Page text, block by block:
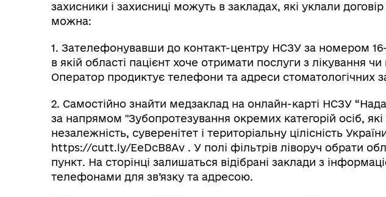
захисники і захисниці можуть в закладах, які уклали
можна:
1. Зателефонувавши до контакт-центру НСЗУ за номером
в якій області пацієнт хоче отримати послуги з лікування чи
Оператор продиктує телефони та адреси стоматологічних
2. Самостійно знайти медзаклад на онлайн-карті НСЗУ
за напрямом "Зубопротезування окремих категорій осіб,
незалежність, суверенітет і територіальну цілісність
https://cutt.ly/EeDcB8Av . У полі фільтрів ліворуч обрати
пункт. На сторінці залишаться відібрані заклади з
телефонами для зв’язку та адресою.